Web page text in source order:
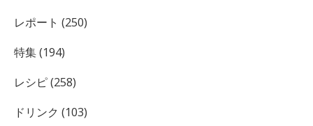
レポート (250)
特集 (194)
レシピ (258)
ドリンク (103)